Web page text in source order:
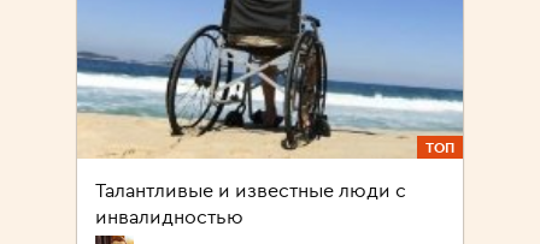
ТОП
Талантливые и известные люди с
инвалидностью